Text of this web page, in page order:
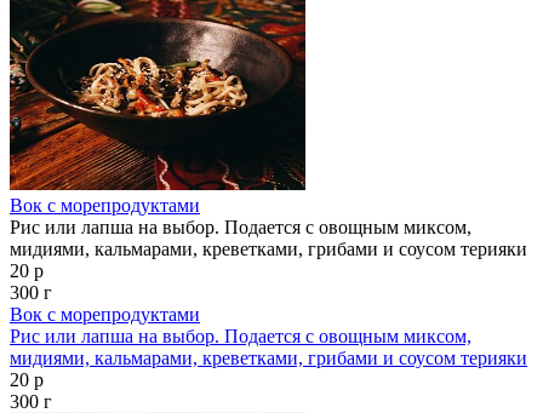
Вок с морепродуктами
Рис или лапша на выбор. Подается с овощным миксом,
мидиями, кальмарами, креветками, грибами и соусом терияки
20 р
300 г
Вок с морепродуктами
Рис или лапша на выбор. Подается с овощным миксом,
мидиями, кальмарами, креветками, грибами и соусом терияки
20 р
300 г